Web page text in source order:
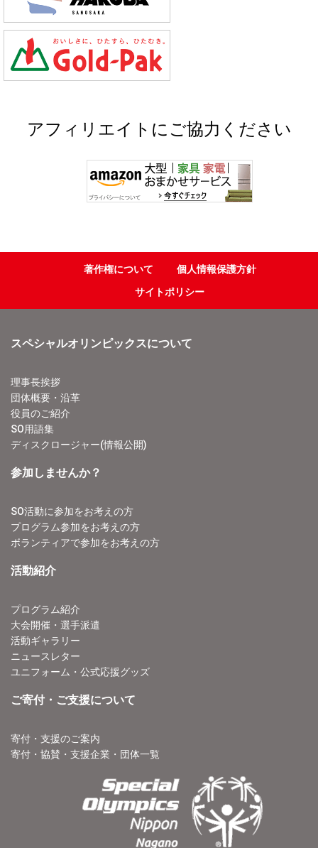
アフィリエイトにご協力ください
著作権について
個人情報保護方針
サイトポリシー
スペシャルオリンピックスについて
理事長挨拶
団体概要・沿革
役員のご紹介
SO用語集
ディスクロージャー(情報公開)
参加しませんか？
SO活動に参加をお考えの方
プログラム参加をお考えの方
ボランティアで参加をお考えの方
活動紹介
プログラム紹介
大会開催・選手派遣
活動ギャラリー
ニュースレター
ユニフォーム・公式応援グッズ
ご寄付・ご支援について
寄付・支援のご案内
寄付・協賛・支援企業・団体一覧